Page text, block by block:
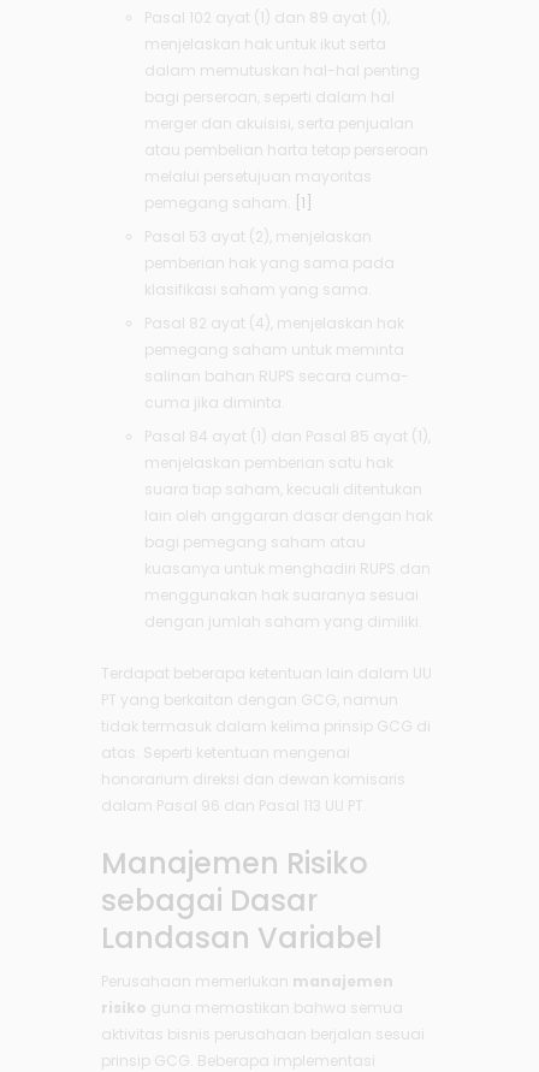
Pasal 102 ayat (1) dan 89 ayat (1),
menjelaskan hak untuk ikut serta
dalam memutuskan hal-hal penting
bagi perseroan, seperti dalam hal
merger dan akuisisi, serta penjualan
atau pembelian harta tetap perseroan
melalui persetujuan mayoritas
pemegang saham.
[1]
Pasal 53 ayat (2), menjelaskan
pemberian hak yang sama pada
klasifikasi saham yang sama.
Pasal 82 ayat (4), menjelaskan hak
pemegang saham untuk meminta
salinan bahan RUPS secara cuma-
cuma jika diminta.
Pasal 84 ayat (1) dan Pasal 85 ayat (1),
menjelaskan pemberian satu hak
suara tiap saham, kecuali ditentukan
lain oleh anggaran dasar dengan hak
bagi pemegang saham atau
kuasanya untuk menghadiri RUPS dan
menggunakan hak suaranya sesuai
dengan jumlah saham yang dimiliki.
Terdapat beberapa ketentuan lain dalam UU
PT yang berkaitan dengan GCG, namun
tidak termasuk dalam kelima prinsip GCG di
atas. Seperti ketentuan mengenai
honorarium direksi dan dewan komisaris
dalam Pasal 96 dan Pasal 113 UU PT.
Manajemen Risiko
sebagai Dasar
Landasan Variabel
Perusahaan memerlukan manajemen
risiko guna memastikan bahwa semua
aktivitas bisnis perusahaan berjalan sesuai
prinsip GCG. Beberapa implementasi